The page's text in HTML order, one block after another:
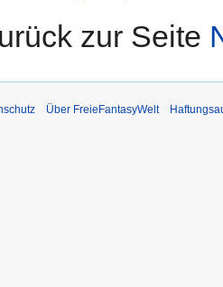
zur Seite
Über FreieFantasyWelt